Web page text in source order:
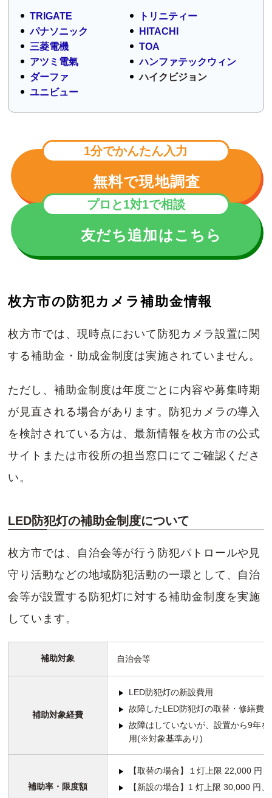
TRIGATE
トリニティー
パナソニック
HITACHI
三菱電機
TOA
アツミ電氣
ハンファテックウィン
ダーファ
ハイクビジョン
ユニビュー
1分でかんたん入力
無料で現地調査
プロと1対1で相談
友だち追加はこちら
枚方市の防犯カメラ補助金情報
枚方市では、現時点において防犯カメラ設置に関
する補助金・助成金制度は実施されていません。
ただし、補助金制度は年度ごとに内容や募集時期
が見直される場合があります。防犯カメラの導入
を検討されている方は、最新情報を枚方市の公式
サイトまたは市役所の担当窓口にてご確認くださ
い。
LED防犯灯の補助金制度について
枚方市では、自治会等が行う防犯パトロールや見
守り活動などの地域防犯活動の一環として、自治
会等が設置する防犯灯に対する補助金制度を実施
しています。
補助対象 自治会等
補助対象経費
LED防犯灯の新設費用
故障したLED防犯灯の取替・修繕費
故障はしていないが、設置から9年
用(※対象基準あり)
補助率・限度額
【取替の場合】１灯上限 22,000 円
【新設の場合】1 灯上限 30,000 円